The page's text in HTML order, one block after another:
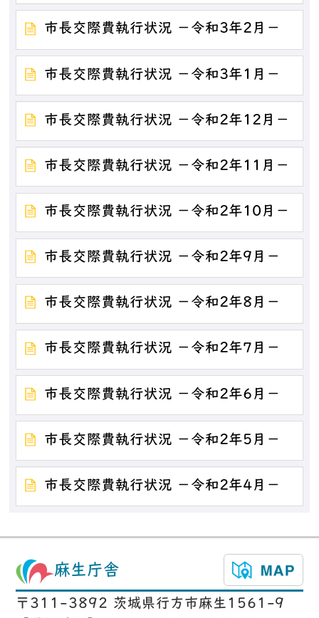
市長交際費執行状況 －令和3年2月－
市長交際費執行状況 －令和3年1月－
市長交際費執行状況 －令和2年12月－
市長交際費執行状況 －令和2年11月－
市長交際費執行状況 －令和2年10月－
市長交際費執行状況 －令和2年9月－
市長交際費執行状況 －令和2年8月－
市長交際費執行状況 －令和2年7月－
市長交際費執行状況 －令和2年6月－
市長交際費執行状況 －令和2年5月－
市長交際費執行状況 －令和2年4月－
麻生庁舎
〒311-3892 茨城県行方市麻生1561-9